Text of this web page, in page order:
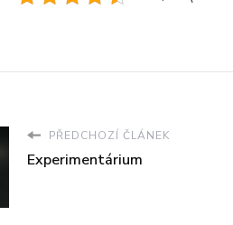
PŘEDCHOZÍ ČLÁNEK
Experimentárium